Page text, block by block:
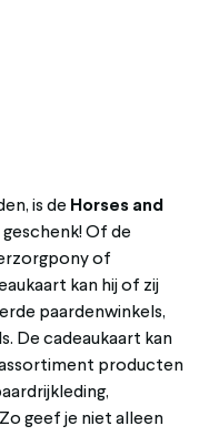
is de Horses and
Of de
of
kan hij of zij
paardenwinkels,
De cadeaukaart kan
producten
geef je niet alleen